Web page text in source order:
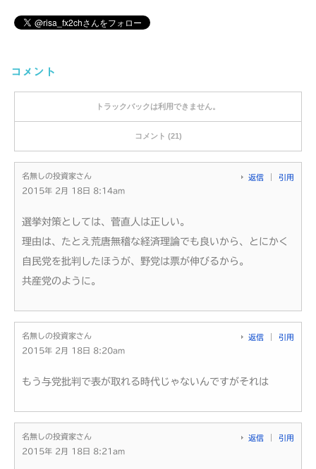
コメント
トラックバックは利用できません。
コメント (21)
名無しの投資家さん
2015年 2月 18日 8:14am
返信 引用
選挙対策としては、菅直人は正しい。
理由は、たとえ荒唐無稽な経済理論でも良いから、とにかく
自民党を批判したほうが、野党は票が伸びるから。
共産党のように。
名無しの投資家さん
2015年 2月 18日 8:20am
返信 引用
もう与党批判で表が取れる時代じゃないんですがそれは
名無しの投資家さん
2015年 2月 18日 8:21am
返信 引用